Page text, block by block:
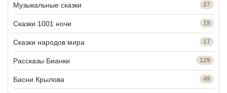
Музыкальные сказки 27
Сказки 1001 ночи 19
Сказки народов мира 17
Рассказы Бианки 129
Басни Крылова 49